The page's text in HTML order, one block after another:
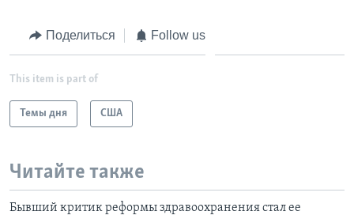
Поделиться Follow us
This item is part of
Темы дня США
Читайте также
Бывший критик реформы здравоохранения стал ее